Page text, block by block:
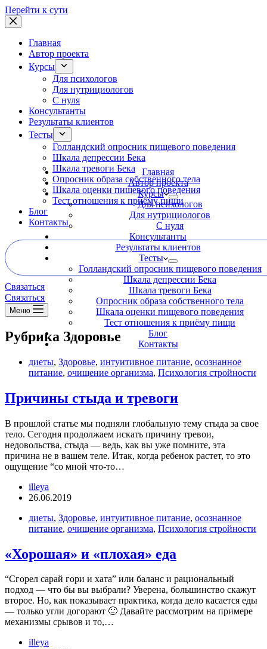
Перейти к сути
Главная
Автор проекта
Курсы
Для психологов
Для нутрициологов
С нуля
Консультанты
Результаты клиентов
Тесты
Голландский опросник пищевого поведения
Шкала депрессии Бека
Шкала тревоги Бека
Опросник образа собственного тела
Шкала оценки пищевого поведения
Тест отношения к приёму пищи
Блог
Контакты
Главная
Автор проекта
Курсы
Для психологов
Для нутрициологов
С нуля
Консультанты
Результаты клиентов
Тесты
Голландский опросник пищевого поведения
Шкала депрессии Бека
Шкала тревоги Бека
Опросник образа собственного тела
Шкала оценки пищевого поведения
Тест отношения к приёму пищи
Блог
Контакты
Связаться
Связаться
Меню
Рубрика Здоровье
диеты, Здоровье, интуитивное питание, осознанное
питание, очищение организма, Психология стройности
Причины стыда и тревоги
В прошлой статье мы подняли глобальную тему стыда за свое
тело. Сегодня продолжаем искать причину тревои,
недовольства, стыда — ведь, как вы уже помните, эта
причина не в вашем теле. Итак, когда ребенок растет, то это
ощущение “со мной что-то…
illeya
26.06.2019
диеты, Здоровье, интуитивное питание, осознанное
питание, очищение организма, Психология стройности
«Хорошая» и «плохая» еда
“Сгорел сарай гори и хата” или баланс и рациональный
подход — что бы вы выбрали? Уверена, большинство скажут
второе. Но, как показывает практика, когда дело касается еды
— только угли догорают 🙂 Давайте рассмотрим на примере
механизмы срывов и то,…
illeya